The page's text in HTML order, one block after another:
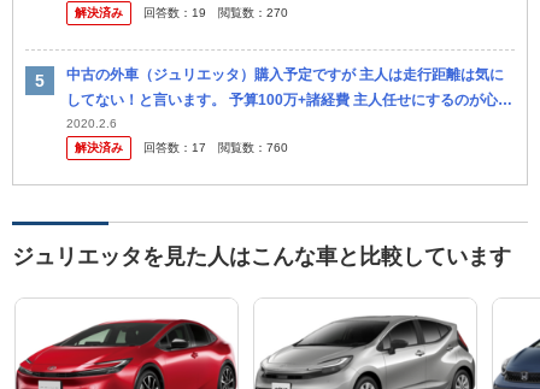
解決済み
回答数： 19 閲覧数： 270
中古の外車（ジュリエッタ）購入予定ですが 主人は走行距離は気に
してない！と言います。 予算100万+諸経費 主人任せにするのが心配
です。 10万キロも走った車で10年持ちませんよね。 あ...
2020.2.6
解決済み
回答数： 17 閲覧数： 760
ジュリエッタを見た人はこんな車と比較しています